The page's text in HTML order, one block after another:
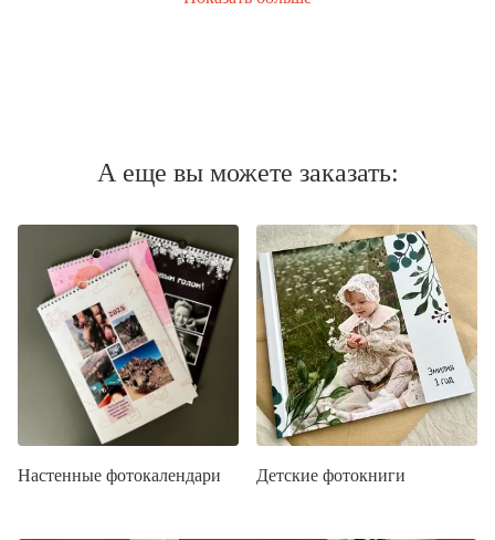
А еще вы можете заказать:
Настенные фотокалендари Детские фотокниги